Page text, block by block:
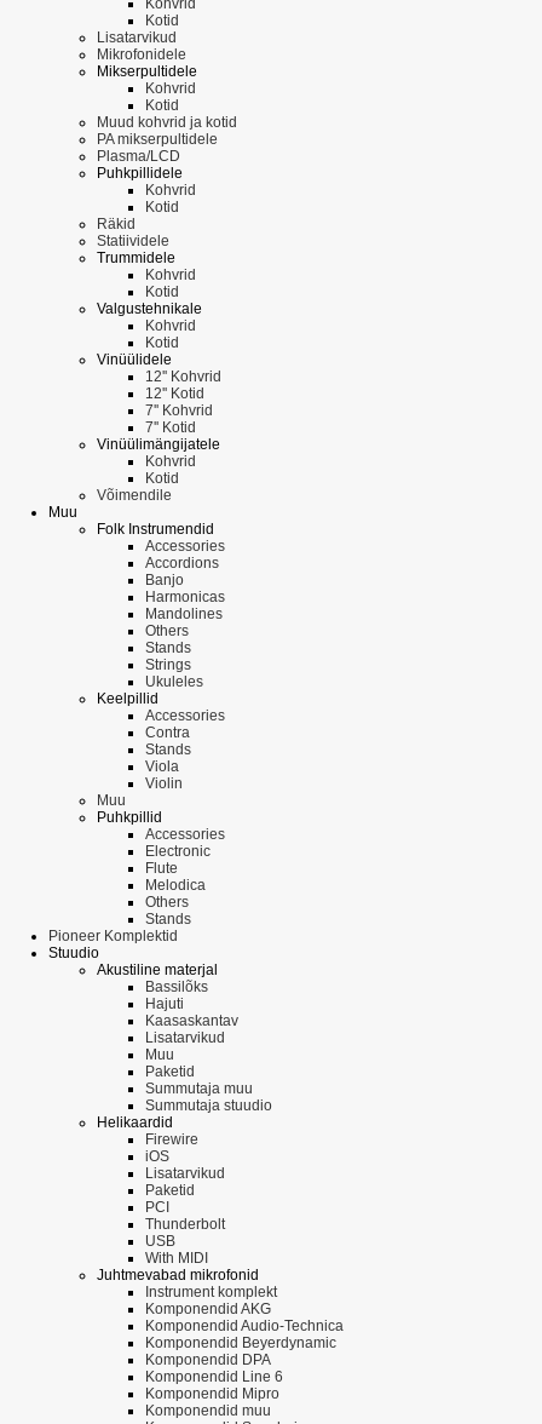
Kohvrid
Kotid
Lisatarvikud
Mikrofonidele
Mikserpultidele
Kohvrid
Kotid
Muud kohvrid ja kotid
PA mikserpultidele
Plasma/LCD
Puhkpillidele
Kohvrid
Kotid
Räkid
Statiividele
Trummidele
Kohvrid
Kotid
Valgustehnikale
Kohvrid
Kotid
Vinüülidele
12'' Kohvrid
12'' Kotid
7'' Kohvrid
7'' Kotid
Vinüülimängijatele
Kohvrid
Kotid
Võimendile
Muu
Folk Instrumendid
Accessories
Accordions
Banjo
Harmonicas
Mandolines
Others
Stands
Strings
Ukuleles
Keelpillid
Accessories
Contra
Stands
Viola
Violin
Muu
Puhkpillid
Accessories
Electronic
Flute
Melodica
Others
Stands
Pioneer Komplektid
Stuudio
Akustiline materjal
Bassilõks
Hajuti
Kaasaskantav
Lisatarvikud
Muu
Paketid
Summutaja muu
Summutaja stuudio
Helikaardid
Firewire
iOS
Lisatarvikud
Paketid
PCI
Thunderbolt
USB
With MIDI
Juhtmevabad mikrofonid
Instrument komplekt
Komponendid AKG
Komponendid Audio-Technica
Komponendid Beyerdynamic
Komponendid DPA
Komponendid Line 6
Komponendid Mipro
Komponendid muu